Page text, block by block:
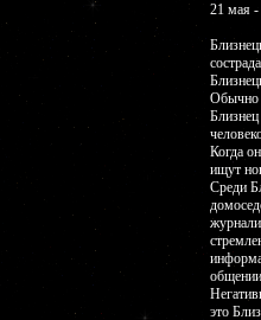
21 мая
Обычно
Когда
ищут
Среди
это